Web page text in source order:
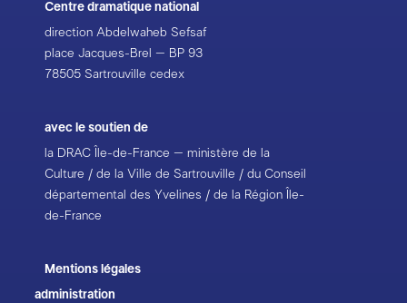
Centre dramatique national
direction Abdelwaheb Sefsaf
place Jacques-Brel – BP 93
78505 Sartrouville cedex
avec le soutien de
la DRAC Île-de-France – ministère de la
Culture / de la Ville de Sartrouville / du Conseil
départemental des Yvelines / de la Région Île-
de-France
Mentions légales
administration